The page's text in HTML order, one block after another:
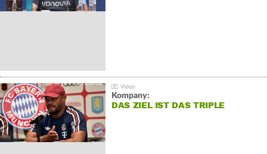
Kompany:
DAS ZIEL IST DAS TRIPLE